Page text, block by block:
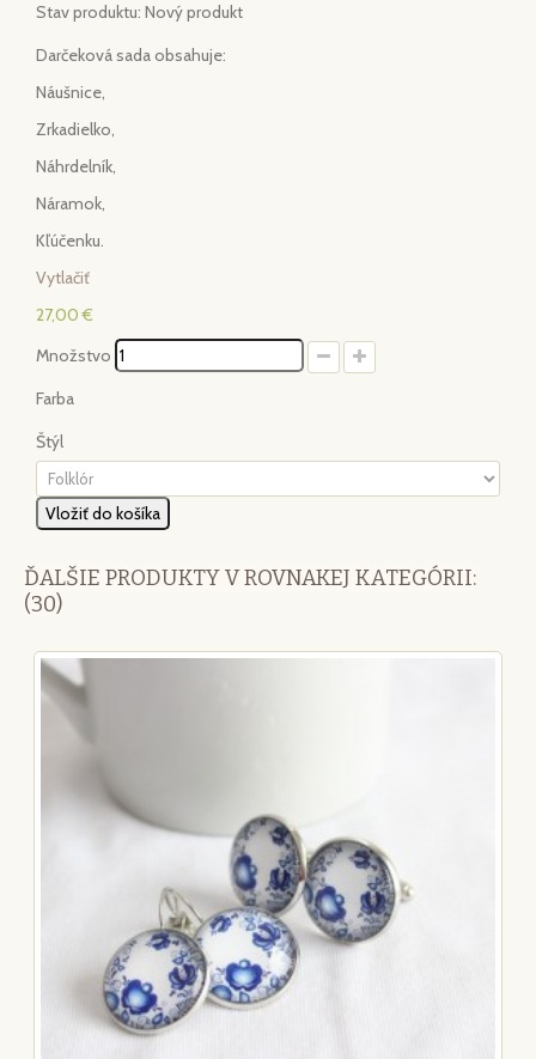
Stav produktu: Nový produkt
Darčeková sada obsahuje:
Náušnice,
Zrkadielko,
Náhrdelník,
Náramok,
Kľúčenku.
Vytlačiť
27,00 €
Množstvo
Farba
Štýl
Vložiť do košíka
ĎALŠIE PRODUKTY V ROVNAKEJ KATEGÓRII:
(30)